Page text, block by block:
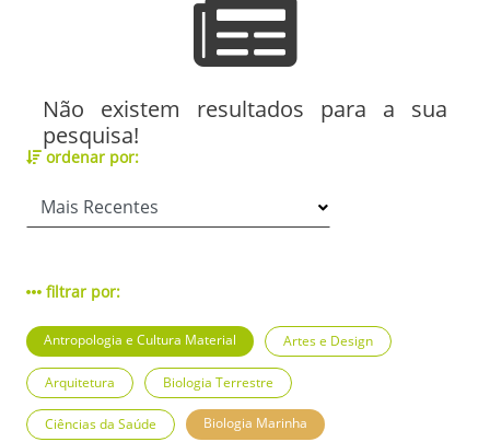
Não existem resultados para a sua
pesquisa!
ordenar por:
filtrar por:
Antropologia e Cultura Material Artes e Design
Arquitetura Biologia Terrestre
Ciências da Saúde Biologia Marinha